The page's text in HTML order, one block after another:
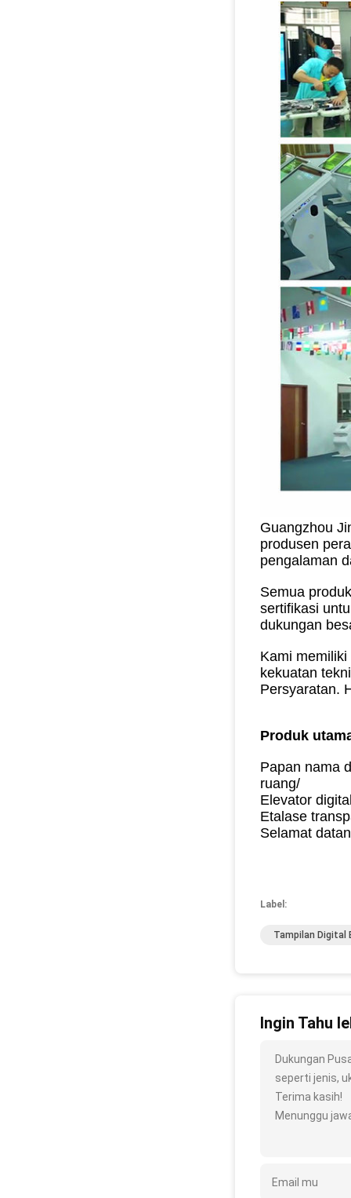
Guangzhou
produsen
pengalaman
Semua
sertifikasi
dukungan
Kami
kekuatan
Persyaratan.
Produk
Papan nama
ruang/
Elevator
Etalase
Selamat
Label:
Tampilan Digital
Ingin Tahu
Dukungan
seperti jenis,
Terima kasih!
Menunggu